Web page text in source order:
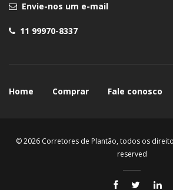
Envie-nos um e-mail
11 99970-8337
Home Comprar Fale conosco
© 2026 Corretores de Plantão, todos os
reserved